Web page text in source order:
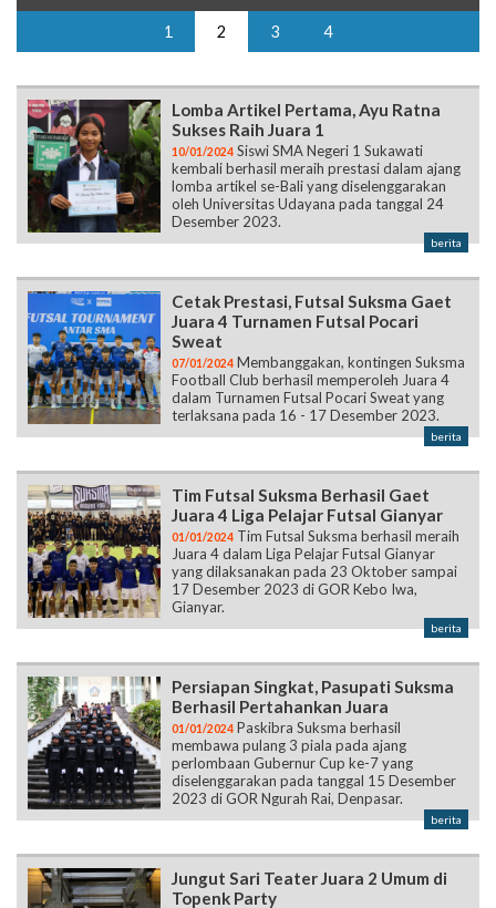
1 2 3 4
Lomba Artikel Pertama, Ayu Ratna
Sukses Raih Juara 1
10/01/2024 Siswi SMA Negeri 1 Sukawati
kembali berhasil meraih prestasi dalam ajang
lomba artikel se-Bali yang diselenggarakan
oleh Universitas Udayana pada tanggal 24
Desember 2023.
berita
Cetak Prestasi, Futsal Suksma Gaet
Juara 4 Turnamen Futsal Pocari
Sweat
07/01/2024 Membanggakan, kontingen Suksma
Football Club berhasil memperoleh Juara 4
dalam Turnamen Futsal Pocari Sweat yang
terlaksana pada 16 - 17 Desember 2023.
berita
Tim Futsal Suksma Berhasil Gaet
Juara 4 Liga Pelajar Futsal Gianyar
01/01/2024 Tim Futsal Suksma berhasil meraih
Juara 4 dalam Liga Pelajar Futsal Gianyar
yang dilaksanakan pada 23 Oktober sampai
17 Desember 2023 di GOR Kebo Iwa,
Gianyar.
berita
Persiapan Singkat, Pasupati Suksma
Berhasil Pertahankan Juara
01/01/2024 Paskibra Suksma berhasil
membawa pulang 3 piala pada ajang
perlombaan Gubernur Cup ke-7 yang
diselenggarakan pada tanggal 15 Desember
2023 di GOR Ngurah Rai, Denpasar.
berita
Jungut Sari Teater Juara 2 Umum di
Topenk Party